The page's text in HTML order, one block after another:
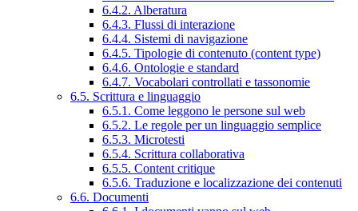
6.4.2. Alberatura
6.4.3. Flussi di interazione
6.4.4. Sistemi di navigazione
6.4.5. Tipologie di contenuto (content type)
6.4.6. Ontologie e standard
6.4.7. Vocabolari controllati e tassonomie
6.5. Scrittura e linguaggio
6.5.1. Come leggono le persone sul web
6.5.2. Le regole per un linguaggio semplice
6.5.3. Microtesti
6.5.4. Scrittura collaborativa
6.5.5. Content critique
6.5.6. Traduzione e localizzazione dei contenuti
6.6. Documenti